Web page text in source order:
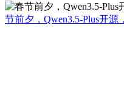
节前夕，Qwen3.5-Plus开